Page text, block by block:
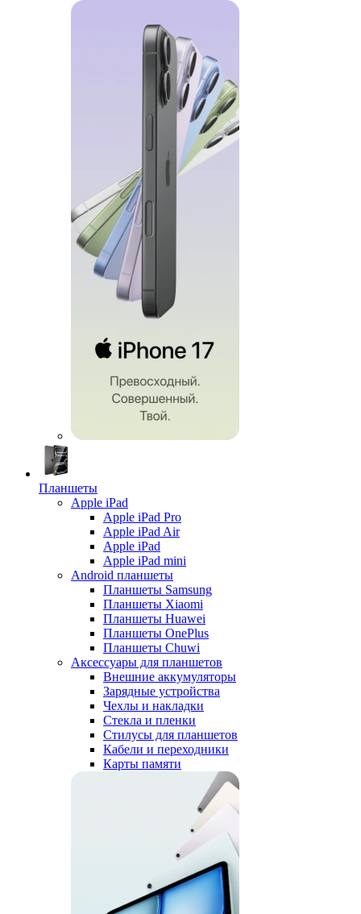
Планшеты
Apple iPad
Apple iPad Pro
Apple iPad Air
Apple iPad
Apple iPad mini
Android планшеты
Планшеты Samsung
Планшеты Xiaomi
Планшеты Huawei
Планшеты OnePlus
Планшеты Chuwi
Аксессуары для планшетов
Внешние аккумуляторы
Зарядные устройства
Чехлы и накладки
Стекла и пленки
Стилусы для планшетов
Кабели и переходники
Карты памяти